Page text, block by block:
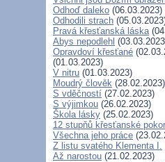
Odhoď daleko (06.03.2023)
Odhodili strach
Pravá křesťanská láska
Abys nepodlehl
Opravdoví křesťané
(01.03.2023)
V nitru (01.03.2023)
Moudrý člověk (28.02.2023)
S vděčností (27.02.2023)
S výjimkou (26.02.2023)
Škola lásky (25.02.2023)
12 stupňů křesťanské
Všechna jeho práce
Z listu svatého Klementa I.
Až narostou (21.02.2023)